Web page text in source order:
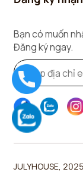
JULYHOUSE,
Bạn có muốn
Đăng ký ngay.